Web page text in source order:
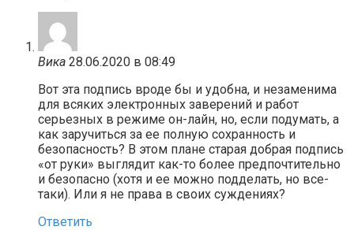
Вика 28.06.2020 в 08:49
Вот эта подпись вроде бы и удобна, и незаменима
для всяких электронных заверений и работ
серьезных в режиме он-лайн, но, если подумать, а
как заручиться за ее полную сохранность и
безопасность? В этом плане старая добрая подпись
«от руки» выглядит как-то более предпочтительно
и безопасно (хотя и ее можно подделать, но все-
таки). Или я не права в своих суждениях?
Ответить